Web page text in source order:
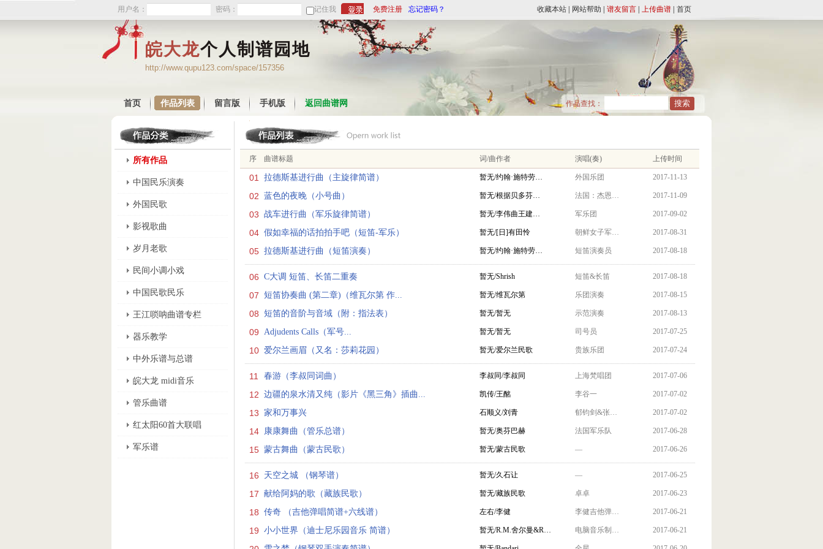
用户名： 密码： 记住我 免费注册 忘记密码？ 收藏本站 网站帮助 谱友留言 上传曲谱 首页
皖大龙个人制谱园地
http://www.qupu123.com/space/157356
作品查找：
首页 作品列表 留言版 手机版 返回曲谱网
序 曲谱标题 词/曲作者 演唱(奏) 上传时间
01 拉德斯基进行曲（主旋律简谱） 暂无/约翰·施特劳… 外国乐团 2017-11-13
02 蓝色的夜晚（小号曲） 暂无/根据贝多芬… 法国：杰恩… 2017-11-09
03 战车进行曲（军乐旋律简谱） 暂无/李伟曲王建… 军乐团 2017-09-02
04 假如幸福的话拍拍手吧（短笛-军乐） 暂无/[日]有田怜 朝鲜女子军… 2017-08-31
05 拉德斯基进行曲（短笛演奏） 暂无/约翰·施特劳… 短笛演奏员 2017-08-18
06 C大调 短笛、长笛二重奏 暂无/Shrish 短笛&长笛 2017-08-18
07 短笛协奏曲 (第二章)（维瓦尔第 作... 暂无/维瓦尔第 乐团演奏 2017-08-15
08 短笛的音阶与音域（附：指法表） 暂无/暂无 示范演奏 2017-08-13
09 Adjudents Calls（军号... 暂无/暂无 司号员 2017-07-25
10 爱尔兰画眉（又名：莎莉花园） 暂无/爱尔兰民歌 贵族乐团 2017-07-24
11 春游（李叔同词曲） 李叔同/李叔同 上海梵唱团 2017-07-06
12 边疆的泉水清又纯（影片《黑三角》插曲... 凯传/王酩 李谷一 2017-07-02
13 家和万事兴 石顺义/刘青 郁钧剑&张… 2017-07-02
14 康康舞曲（管乐总谱） 暂无/奥芬巴赫 法国军乐队 2017-06-28
15 蒙古舞曲（蒙古民歌） 暂无/蒙古民歌 — 2017-06-26
16 天空之城 （钢琴谱） 暂无/久石让 — 2017-06-25
17 献给阿妈的歌（藏族民歌） 暂无/藏族民歌 卓卓 2017-06-23
18 传奇 （吉他弹唱简谱+六线谱） 左右/李健 李健吉他弹… 2017-06-21
19 小小世界（迪士尼乐园音乐 简谱） 暂无/R.M.舍尔曼&R… 电脑音乐制… 2017-06-21
所有作品
中国民乐演奏
外国民歌
影视歌曲
岁月老歌
民间小调小戏
中国民歌民乐
王江唢呐曲谱专栏
器乐教学
中外乐谱与总谱
皖大龙 midi音乐
管乐曲谱
红太阳60首大联唱
军乐谱